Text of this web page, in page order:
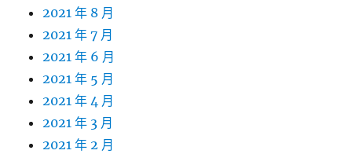
2021 年 8 月
2021 年 7 月
2021 年 6 月
2021 年 5 月
2021 年 4 月
2021 年 3 月
2021 年 2 月